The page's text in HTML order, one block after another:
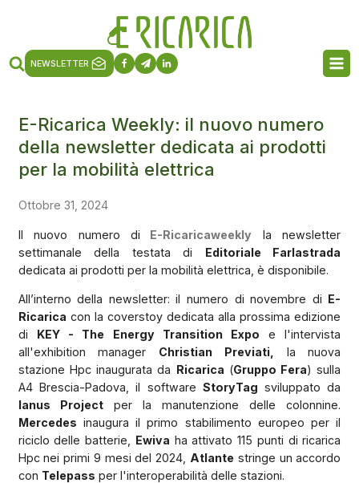
NEWSLETTER
E-Ricarica Weekly: il nuovo numero
della newsletter dedicata ai prodotti
per la mobilità elettrica
Ottobre 31, 2024
Il nuovo numero di E-Ricaricaweekly la newsletter
settimanale della testata di Editoriale Farlastrada
dedicata ai prodotti per la mobilità elettrica, è disponibile.
All’interno della newsletter: il numero di novembre di E-
Ricarica con la coverstoy dedicata alla prossima edizione
di KEY - The Energy Transition Expo e l'intervista
all'exhibition manager Christian Previati,
la nuova
stazione Hpc inaugurata da Ricarica (Gruppo Fera) sulla
A4 Brescia-Padova, il software StoryTag sviluppato da
Ianus Projectper la manutenzione delle colonnine.
Mercedes inaugura il primo stabilimento europeo per il
riciclo delle batterie, Ewiva ha attivato 115 punti di ricarica
Hpc nei primi 9 mesi del 2024, Atlante stringe un accordo
con Telepass per l'interoperabilità delle stazioni.